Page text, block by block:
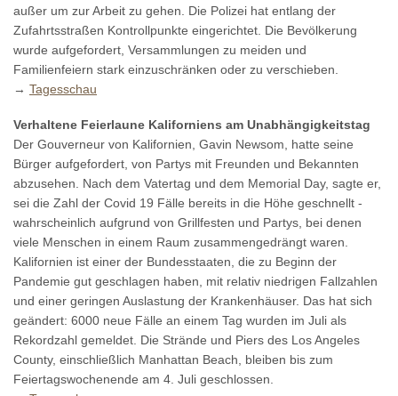
außer um zur Arbeit zu gehen. Die Polizei hat entlang der
Zufahrtsstraßen Kontrollpunkte eingerichtet. Die Bevölkerung
wurde aufgefordert, Versammlungen zu meiden und
Familienfeiern stark einzuschränken oder zu verschieben.
→ Tagesschau
Verhaltene Feierlaune Kaliforniens am Unabhängigkeitstag
Der Gouverneur von Kalifornien, Gavin Newsom, hatte seine
Bürger aufgefordert, von Partys mit Freunden und Bekannten
abzusehen. Nach dem Vatertag und dem Memorial Day, sagte er,
sei die Zahl der Covid 19 Fälle bereits in die Höhe geschnellt -
wahrscheinlich aufgrund von Grillfesten und Partys, bei denen
viele Menschen in einem Raum zusammengedrängt waren.
Kalifornien ist einer der Bundesstaaten, die zu Beginn der
Pandemie gut geschlagen haben, mit relativ niedrigen Fallzahlen
und einer geringen Auslastung der Krankenhäuser. Das hat sich
geändert: 6000 neue Fälle an einem Tag wurden im Juli als
Rekordzahl gemeldet. Die Strände und Piers des Los Angeles
County, einschließlich Manhattan Beach, bleiben bis zum
Feiertagswochenende am 4. Juli geschlossen.